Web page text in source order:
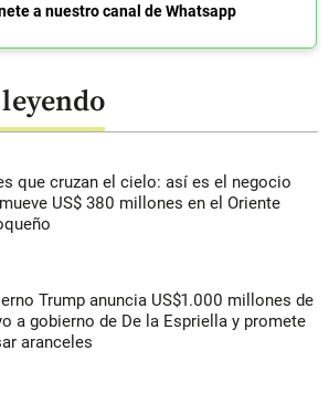
a nuestro canal de Whatsapp
que cruzan el cielo: así es el negocio
US$ 380 millones en el Oriente
Trump anuncia US$1.000 millones de
a gobierno de De la Espriella y promete
aranceles